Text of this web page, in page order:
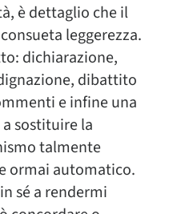
è dettaglio che il
leggerezza.
dichiarazione,
dibattito
e infine una
sostituire la
talmente
ormai automatico.
sé a rendermi